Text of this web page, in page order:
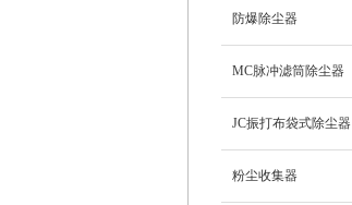
防爆除尘器
MC脉冲滤筒除尘器
JC振打布袋式除尘器
粉尘收集器